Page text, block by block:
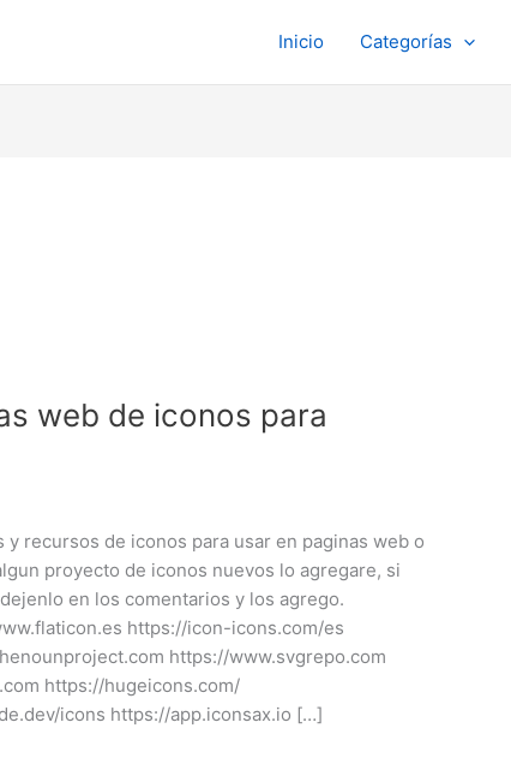
Inicio Categorías
web de iconos para
recursos de iconos para usar en paginas web o
proyecto de iconos nuevos lo agregare, si
en los comentarios y los agrego.
https://icon-icons.com/es
https://www.svgrepo.com
https://hugeicons.com/
icons https://app.iconsax.io […]